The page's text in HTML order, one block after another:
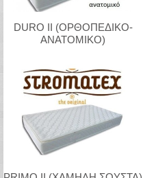
DURO II (ΟΡΘΟΠΕΔΙΚΟ-
ΑΝΑΤΟΜΙΚΟ)